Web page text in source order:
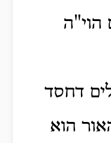
הוי"ה
דחסד
הוא